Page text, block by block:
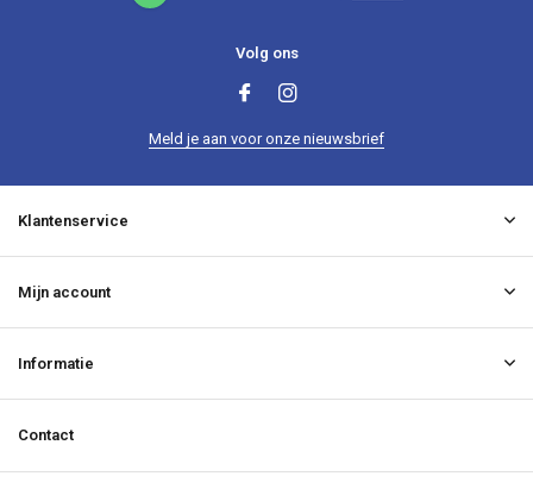
Volg ons
Meld je aan voor onze nieuwsbrief
Klantenservice
Mijn account
Informatie
Contact